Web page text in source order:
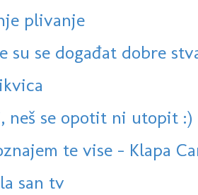
plivanje
su se događat dobre
neš se opotit ni utopit :)
te vise - Klapa
san tv